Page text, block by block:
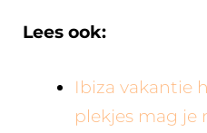
Lees ook:
Ibiza vakantie
plekjes mag je